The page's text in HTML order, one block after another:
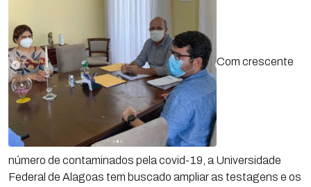
Com crescente
número de contaminados pela covid-19, a Universidade
Federal de Alagoas tem buscado ampliar as testagens e os